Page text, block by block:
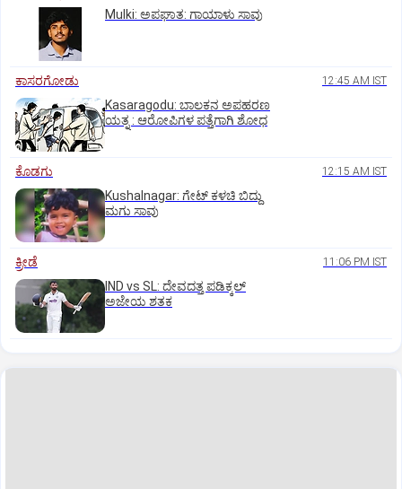
Mulki: ಅಪಘಾತ: ಗಾಯಾಳು ಸಾವು
ಕಾಸರಗೋಡು 12:45 AM IST
Kasaragodu: ಬಾಲಕನ ಅಪಹರಣ
ಯತ್ನ : ಆರೋಪಿಗಳ ಪತ್ತೆಗಾಗಿ ಶೋಧ
ಕೊಡಗು 12:15 AM IST
Kushalnagar: ಗೇಟ್ ಕಳಚಿ ಬಿದ್ದು
ಮಗು ಸಾವು
ಕ್ರೀಡೆ 11:06 PM IST
IND vs SL: ದೇವದತ್ತ ಪಡಿಕ್ಕಲ್‌
ಅಜೇಯ ಶತಕ